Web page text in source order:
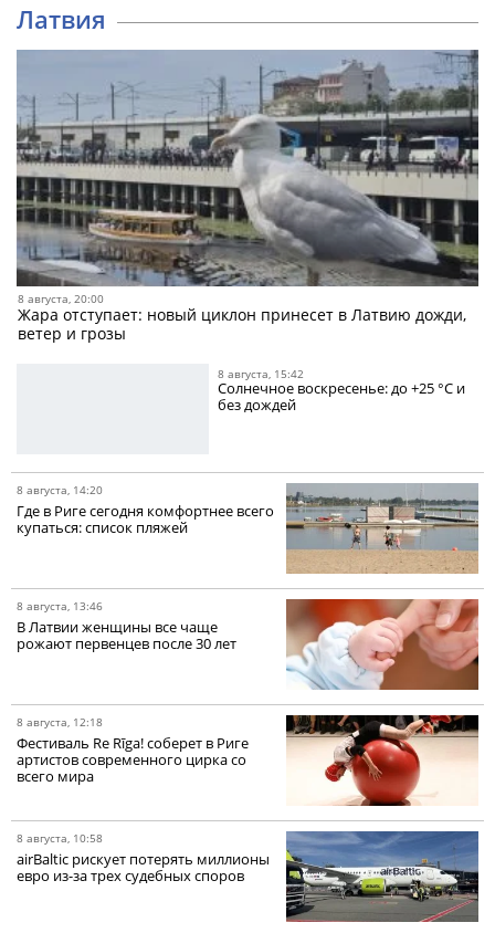
Латвия
8 августа, 20:00
Жара отступает: новый циклон принесет в Латвию дожди,
ветер и грозы
8 августа, 15:42
Солнечное воскресенье: до +25 °C и
без дождей
8 августа, 14:20
Где в Риге сегодня комфортнее всего
купаться: список пляжей
8 августа, 13:46
В Латвии женщины все чаще
рожают первенцев после 30 лет
8 августа, 12:18
Фестиваль Re Rīga! соберет в Риге
артистов современного цирка со
всего мира
8 августа, 10:58
airBaltic рискует потерять миллионы
евро из-за трех судебных споров